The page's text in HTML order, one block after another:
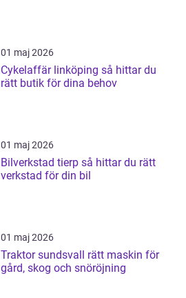
01 maj 2026
Cykelaffär linköping så hittar du
rätt butik för dina behov
01 maj 2026
Bilverkstad tierp så hittar du rätt
verkstad för din bil
01 maj 2026
Traktor sundsvall rätt maskin för
gård, skog och snöröjning